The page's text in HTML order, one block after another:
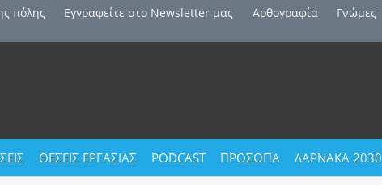
πόλης Εγγραφείτε στο Newsletter μας Αρθογραφία
Γνώμες
ΘΕΣΕΙΣ ΕΡΓΑΣΙΑΣ PODCAST ΠΡΟΣΩΠΑ ΛΑΡΝΑΚΑ 2030